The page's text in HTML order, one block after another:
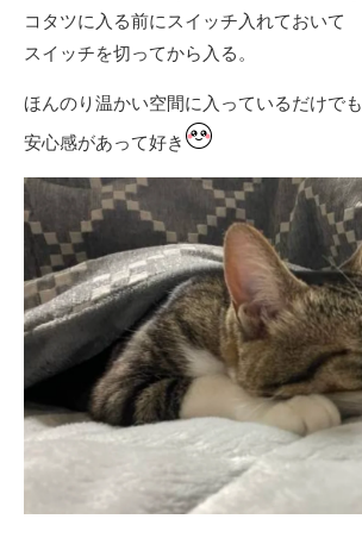
コタツに入る前にスイッチ入れておいて
スイッチを切ってから入る。
ほんのり温かい空間に入っているだけでも
安心感があって好き